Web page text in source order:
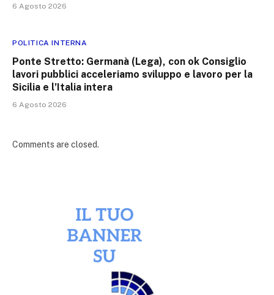
6 Agosto 2026
POLITICA INTERNA
Ponte Stretto: Germanà (Lega), con ok Consiglio
lavori pubblici acceleriamo sviluppo e lavoro per la
Sicilia e l’Italia intera
6 Agosto 2026
Comments are closed.